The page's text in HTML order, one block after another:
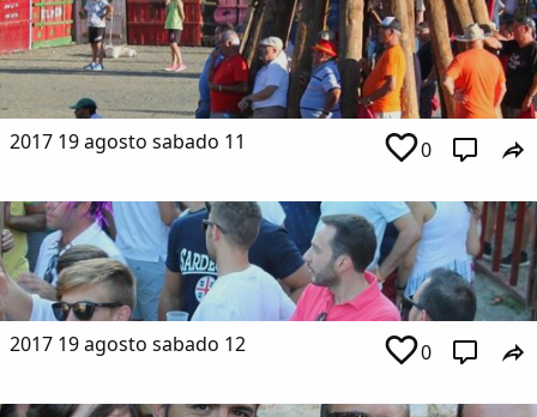
2017 19 agosto sabado 11 0
2017 19 agosto sabado 12 0